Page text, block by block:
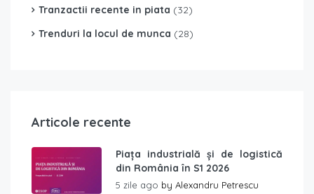
Tranzactii recente in piata (32)
Trenduri la locul de munca (28)
Articole recente
Piața industrială și de logistică
din România în S1 2026
5 zile ago by Alexandru Petrescu